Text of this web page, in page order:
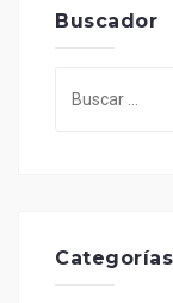
Buscador
Categorías